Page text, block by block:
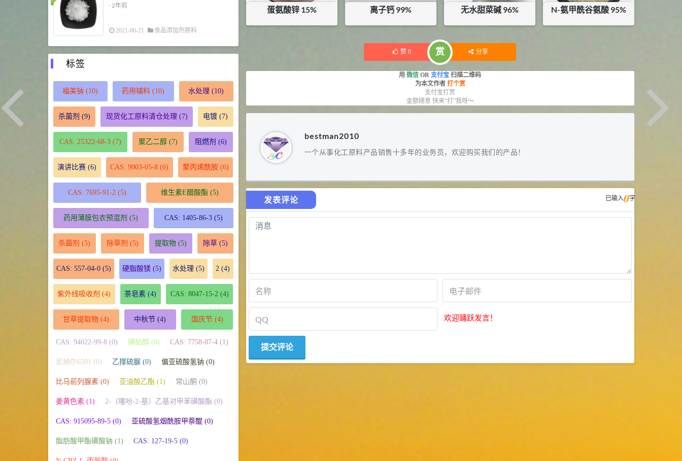
蛋氨酸锌 15% 离子钙 99%
库存：102.2KG
无水甜菜碱 96%
库存：0KG
N-氨甲酰谷氨酸 95%
赞 0 赏 分享
用 微信 OR 支付宝 扫描二维码
为本文作者 打个赏
支付宝打赏
金额随意 快来“打”我呀～
bestman2010
一个从事化工原料产品销售十多年的业务员，欢迎购买我们的产品！
发表评论 已输入0字
欢迎踊跃发言！
- 2年前
2021-06-21 食品添加剂原料
浏览量 - 1.48w
标签
福美钠 (10) 药用辅料 (10) 水处理 (10)
杀菌剂 (9) 现货化工原料清仓处理 (7) 电镀 (7)
CAS: 25322-68-3(7) 聚乙二醇(7) 阻燃剂 (6)
演讲比赛 (6) CAS: 9003-05-8 (6) 聚丙烯酰胺(6)
CAS: 7695-91-2 (5) 维生素E醋酸酯(5)
药用薄膜包衣预混剂 (5) CAS: 1405-86-3(5)
杀菌剂 (5) 除草剂 (5) 提取物(5) 除草(5)
CAS: 557-04-0(5) 硬脂酸镁(5) 水处理 (5) 2 (4)
紫外线吸收剂 (4) 茶皂素 (4) CAS: 8047-15-2 (4)
甘草提取物 (4) 中秋节 (4) 国庆节(4)
CAS: 94022-99-8 (0) 碘帕醇 (0) CAS: 7758-87-4 (1)
尼纳尔6501 (0) 乙撑硫脲 (0) 偏亚硫酸氢钠 (0)
比马前列腺素 (0) 亚油酸乙酯 (1) 常山酮 (0)
姜黄色素 (1) 2-（噻吩-2-基）乙基对甲苯磺酸酯 (0)
CAS: 915095-89-5 (0) 亚硫酸氢烟酰胺甲萘醌 (0)
脂肪酸甲酯磺酸钠 (1) CAS: 127-19-5 (0)